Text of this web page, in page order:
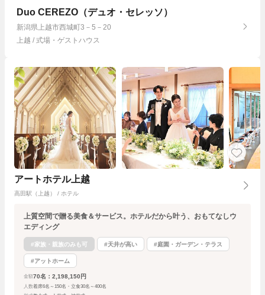
Duo CEREZO（デュオ・セレッソ）
新潟県上越市西城町3－5－20
上越 / 式場・ゲストハウス
アートホテル上越
高田駅（上越） / ホテル
上質空間で贈る美食＆サービス。ホテルだから叶う、おもてなしウ
エディング
#家族・親族のみも可 #天井が高い #庭園・ガーデン・テラス
#アットホーム
金額 70名：2,198,150円
人数着席6名～150名・立食30名～400名